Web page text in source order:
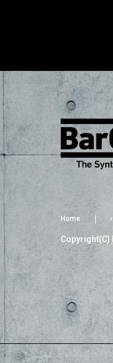
Home
Copyright(C)